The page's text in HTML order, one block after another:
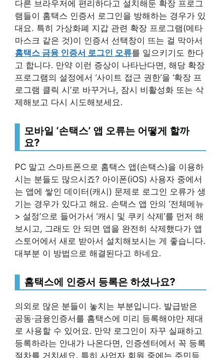
다른 브라우저에 편리하다고 설치해둔 확장 프로그
램들이 홈택스 인증서 로그인을 방해하는 경우가 있
대요. 특히 가상화폐 지갑 관련 확장 프로그램(메타
마스크 같은 것)이 인증서 선택창이 뜨는 걸 막아서
홈택스 금융 인증서 로그인 오류를 일으키기도 한다
고 합니다. 만약 이런 증상이 나타난다면, 해당 확장
프로그램의 설정에서 ‘사이트 접근 권한’을 ‘확장 프
로그램 클릭 시’로 바꾸거나, 잠시 비활성화 또는 삭
제해보고 다시 시도해보세요.
모바일 ‘손택스’ 앱 오류는 어떻게 할까
요?
PC 말고 스마트폰으로 홈택스 앱(손택스)을 이용하
시는 분들도 많으시죠? 아이폰(iOS) 사용자 중에서
는 앱에 쌓인 데이터(캐시) 문제로 로그인 오류가 생
기는 경우가 있다고 해요. 손택스 앱 안의 ‘전체메뉴
> 설정’으로 들어가서 ‘캐시 및 쿠키 삭제’를 먼저 해
보시고, 그래도 안 되면 앱을 완전히 삭제했다가 앱
스토어에서 새로 받아서 설치해보시는 게 좋습니다.
대부분 이 방법으로 해결된다고 하네요.
홈택스에 인증서 등록은 하셨나요?
의외로 많은 분들이 놓치는 부분입니다. 발급받은
공동·금융인증서를 홈택스에 미리 등록해야만 제대
로 사용할 수 있어요. 만약 로그인이 자꾸 실패하고
등록하라는 안내가 나온다면, 인증센터에서 꼭 등록
절차를 거치세요. 특히 사업자 회원 중에는 주민등